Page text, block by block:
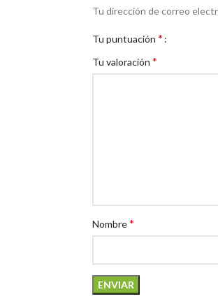
Tu dirección de correo
Tu puntuación *
Tu valoración *
Nombre*